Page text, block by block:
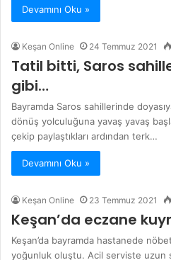
Devamını Oku »
Keşan Online 24 Temmuz 2021
Tatil bitti, Saros
gibi…
Bayramda Saros sahillerinde
dönüş yolculuğuna yavaş yavaş
çekip paylaştıkları ardından terk…
Devamını Oku »
Keşan Online 23 Temmuz 2021
Keşan’da eczane
Keşan’da bayramda hastanede
yoğunluk oluştu. Acil serviste uzun